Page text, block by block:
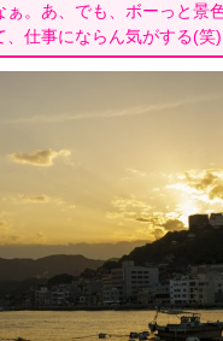
ぁ。あ、でも、ボーっと景
、仕事にならん気がする(笑)